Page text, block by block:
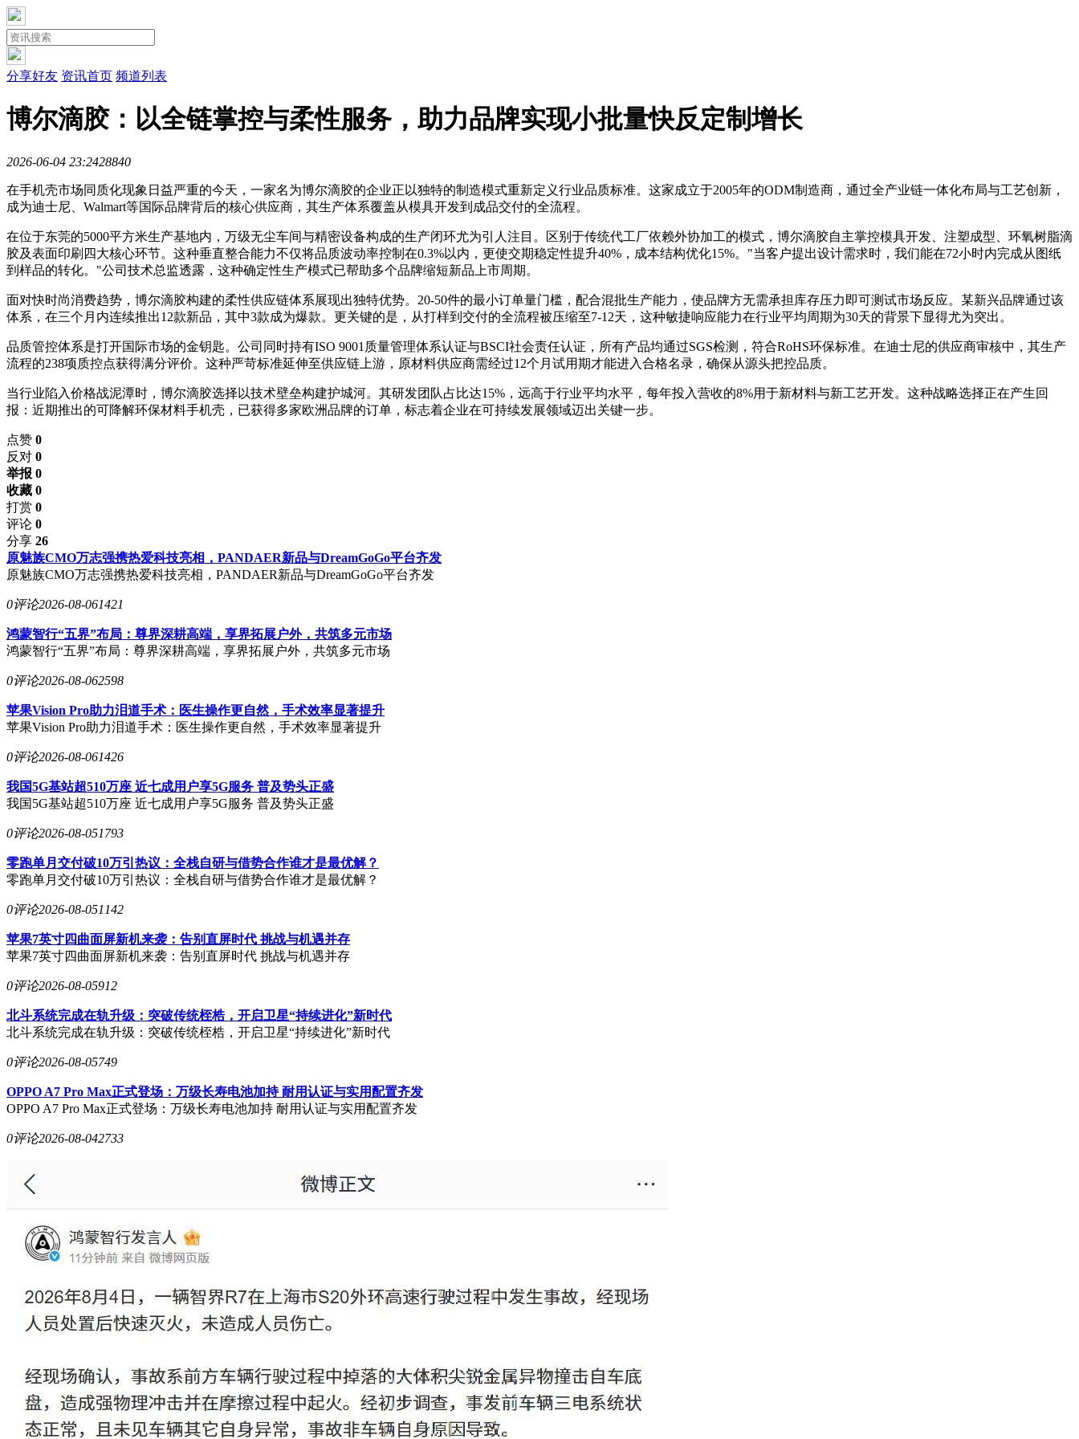
分享好友 资讯首页 频道列表
博尔滴胶：以全链掌控与柔性服务，助力品牌实现小批量快反定制增长
2026-06-04 23:2428840
在手机壳市场同质化现象日益严重的今天，一家名为博尔滴胶的企业正以独特的制造模式重新定义行业品质标准。这家成立于2005年的ODM制造商，通过全产业链一体化布局与工艺创新，
成为迪士尼、Walmart等国际品牌背后的核心供应商，其生产体系覆盖从模具开发到成品交付的全流程。
在位于东莞的5000平方米生产基地内，万级无尘车间与精密设备构成的生产闭环尤为引人注目。区别于传统代工厂依赖外协加工的模式，博尔滴胶自主掌控模具开发、注塑成型、环氧树脂滴
胶及表面印刷四大核心环节。这种垂直整合能力不仅将品质波动率控制在0.3%以内，更使交期稳定性提升40%，成本结构优化15%。"当客户提出设计需求时，我们能在72小时内完成从图纸
到样品的转化。"公司技术总监透露，这种确定性生产模式已帮助多个品牌缩短新品上市周期。
面对快时尚消费趋势，博尔滴胶构建的柔性供应链体系展现出独特优势。20-50件的最小订单量门槛，配合混批生产能力，使品牌方无需承担库存压力即可测试市场反应。某新兴品牌通过该
体系，在三个月内连续推出12款新品，其中3款成为爆款。更关键的是，从打样到交付的全流程被压缩至7-12天，这种敏捷响应能力在行业平均周期为30天的背景下显得尤为突出。
品质管控体系是打开国际市场的金钥匙。公司同时持有ISO 9001质量管理体系认证与BSCI社会责任认证，所有产品均通过SGS检测，符合RoHS环保标准。在迪士尼的供应商审核中，其生产
流程的238项质控点获得满分评价。这种严苛标准延伸至供应链上游，原材料供应商需经过12个月试用期才能进入合格名录，确保从源头把控品质。
当行业陷入价格战泥潭时，博尔滴胶选择以技术壁垒构建护城河。其研发团队占比达15%，远高于行业平均水平，每年投入营收的8%用于新材料与新工艺开发。这种战略选择正在产生回
报：近期推出的可降解环保材料手机壳，已获得多家欧洲品牌的订单，标志着企业在可持续发展领域迈出关键一步。
点赞 0
反对 0
举报 0
收藏 0
打赏 0
评论 0
分享 26
原魅族CMO万志强携热爱科技亮相，PANDAER新品与DreamGoGo平台齐发
原魅族CMO万志强携热爱科技亮相，PANDAER新品与DreamGoGo平台齐发
0评论2026-08-061421
鸿蒙智行“五界”布局：尊界深耕高端，享界拓展户外，共筑多元市场
鸿蒙智行“五界”布局：尊界深耕高端，享界拓展户外，共筑多元市场
0评论2026-08-062598
苹果Vision Pro助力泪道手术：医生操作更自然，手术效率显著提升
苹果Vision Pro助力泪道手术：医生操作更自然，手术效率显著提升
0评论2026-08-061426
我国5G基站超510万座 近七成用户享5G服务 普及势头正盛
我国5G基站超510万座 近七成用户享5G服务 普及势头正盛
0评论2026-08-051793
零跑单月交付破10万引热议：全栈自研与借势合作谁才是最优解？
零跑单月交付破10万引热议：全栈自研与借势合作谁才是最优解？
0评论2026-08-051142
苹果7英寸四曲面屏新机来袭：告别直屏时代 挑战与机遇并存
苹果7英寸四曲面屏新机来袭：告别直屏时代 挑战与机遇并存
0评论2026-08-05912
北斗系统完成在轨升级：突破传统桎梏，开启卫星“持续进化”新时代
北斗系统完成在轨升级：突破传统桎梏，开启卫星“持续进化”新时代
0评论2026-08-05749
OPPO A7 Pro Max正式登场：万级长寿电池加持 耐用认证与实用配置齐发
OPPO A7 Pro Max正式登场：万级长寿电池加持 耐用认证与实用配置齐发
0评论2026-08-042733